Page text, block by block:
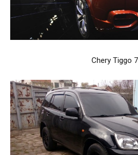
Chery Tiggo 7